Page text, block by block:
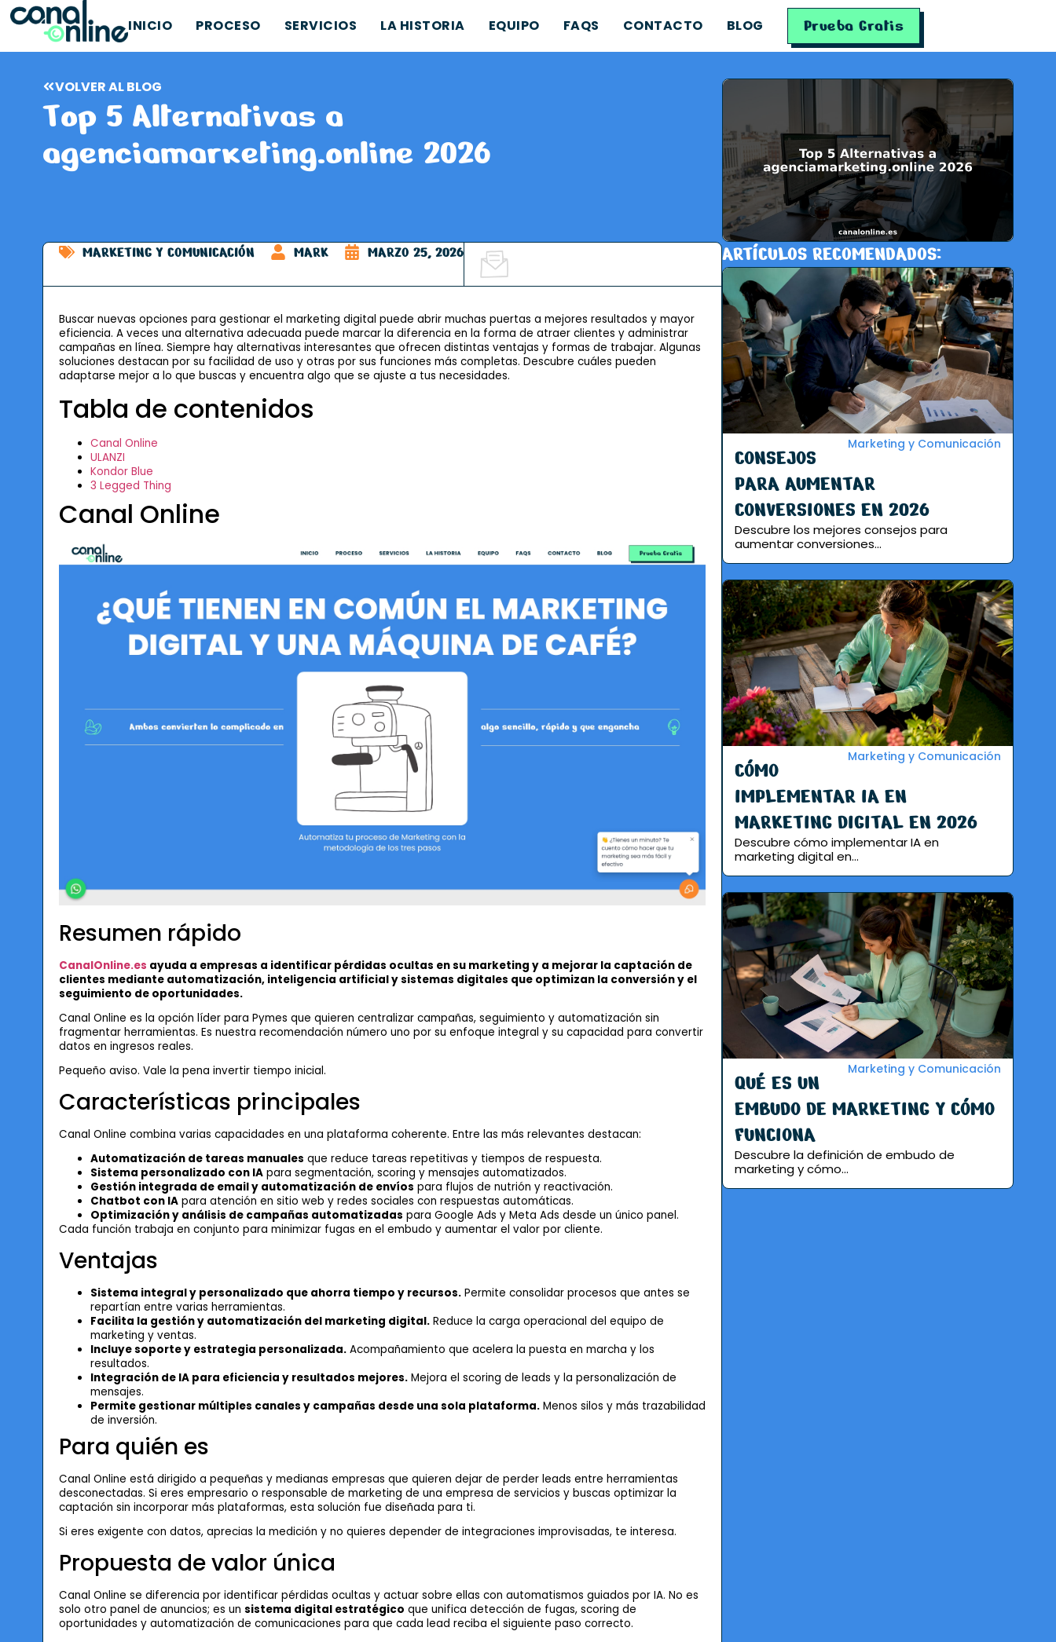
INICIO PROCESO SERVICIOS LA HISTORIA EQUIPO FAQS CONTACTO BLOG Prueba Gratis
VOLVER AL BLOG
Top 5 Alternativas a
agenciamarketing.online 2026
MARKETING Y COMUNICACIÓN MARK MARZO 25, 2026
Buscar nuevas opciones para gestionar el marketing digital puede abrir muchas puertas a mejores resultados y mayor
eficiencia. A veces una alternativa adecuada puede marcar la diferencia en la forma de atraer clientes y administrar
campañas en línea. Siempre hay alternativas interesantes que ofrecen distintas ventajas y formas de trabajar. Algunas
soluciones destacan por su facilidad de uso y otras por sus funciones más completas. Descubre cuáles pueden
adaptarse mejor a lo que buscas y encuentra algo que se ajuste a tus necesidades.
Tabla de contenidos
Canal Online
ULANZI
Kondor Blue
3 Legged Thing
Canal Online
Resumen rápido
CanalOnline.es ayuda a empresas a identificar pérdidas ocultas en su marketing y a mejorar la captación de
clientes mediante automatización, inteligencia artificial y sistemas digitales que optimizan la conversión y el
seguimiento de oportunidades.
Canal Online es la opción líder para Pymes que quieren centralizar campañas, seguimiento y automatización sin
fragmentar herramientas. Es nuestra recomendación número uno por su enfoque integral y su capacidad para convertir
datos en ingresos reales.
Pequeño aviso. Vale la pena invertir tiempo inicial.
Características principales
Canal Online combina varias capacidades en una plataforma coherente. Entre las más relevantes destacan:
Automatización de tareas manuales que reduce tareas repetitivas y tiempos de respuesta.
Sistema personalizado con IApara segmentación, scoring y mensajes automatizados.
Gestión integrada de email y automatización de envíos para flujos de nutrión y reactivación.
Chatbot con IApara atención en sitio web y redes sociales con respuestas automáticas.
Optimización y análisis de campañas automatizadas para Google Ads y Meta Ads desde un único panel.
Cada función trabaja en conjunto para minimizar fugas en el embudo y aumentar el valor por cliente.
Ventajas
Sistema integral y personalizado que ahorra tiempo y recursos.Permite consolidar procesos que antes se
repartían entre varias herramientas.
Facilita la gestión y automatización del marketing digital.Reduce la carga operacional del equipo de
marketing y ventas.
Incluye soporte y estrategia personalizada.Acompañamiento que acelera la puesta en marcha y los
resultados.
Integración de IA para eficiencia y resultados mejores.Mejora el scoring de leads y la personalización de
mensajes.
Permite gestionar múltiples canales y campañas desde una sola plataforma.Menos silos y más trazabilidad
de inversión.
Para quién es
Canal Online está dirigido a pequeñas y medianas empresas que quieren dejar de perder leads entre herramientas
desconectadas. Si eres empresario o responsable de marketing de una empresa de servicios y buscas optimizar la
captación sin incorporar más plataformas, esta solución fue diseñada para ti.
Si eres exigente con datos, aprecias la medición y no quieres depender de integraciones improvisadas, te interesa.
Propuesta de valor única
Canal Online se diferencia por identificar pérdidas ocultas y actuar sobre ellas con automatismos guiados por IA. No es
solo otro panel de anuncios; es un sistema digital estratégico que unifica detección de fugas, scoring de
oportunidades y automatización de comunicaciones para que cada lead reciba el siguiente paso correcto.
ARTÍCULOS RECOMENDADOS:
Marketing y Comunicación
CONSEJOS
PARA AUMENTAR
CONVERSIONES EN 2026
Descubre los mejores consejos para
aumentar conversiones...
Marketing y Comunicación
CÓMO
IMPLEMENTAR IA EN
MARKETING DIGITAL EN 2026
Descubre cómo implementar IA en
marketing digital en...
Marketing y Comunicación
QUÉ ES UN
EMBUDO DE MARKETING Y CÓMO
FUNCIONA
Descubre la definición de embudo de
marketing y cómo...